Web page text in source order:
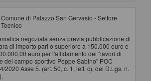
Comune di Palazzo San Gervasio - Settore
Tecnico
negoziata senza previa pubblicazione di
di importo pari o superiore a 150.000 euro e
euro per l'affidamento dei "lavori di
del campo sportivo Peppe Sabino" POC
2020 Asse 5. (art. 50, c. 1, lett. c), del D.Lgs. n.